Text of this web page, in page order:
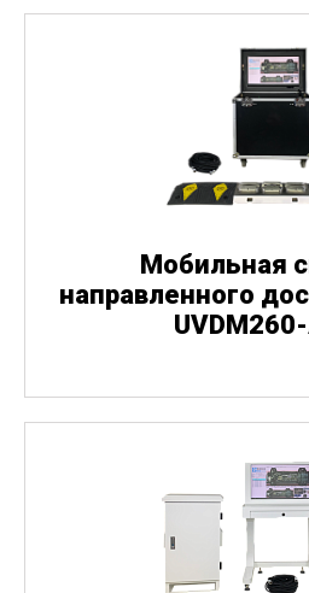
Мобильная
направленного